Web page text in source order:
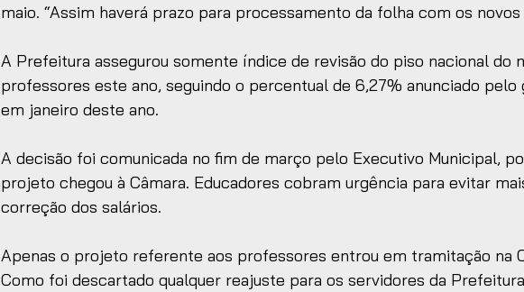
maio. “Assim haverá prazo para processamento da folha com os novos
A Prefeitura assegurou somente índice de revisão do piso nacional do
professores este ano, seguindo o percentual de 6,27% anunciado
em janeiro deste ano.
A decisão foi comunicada no fim de março pelo Executivo Municipal,
projeto chegou à Câmara. Educadores cobram urgência para evitar
correção dos salários.
Apenas o projeto referente aos professores entrou em tramitação na
Como foi descartado qualquer reajuste para os servidores da